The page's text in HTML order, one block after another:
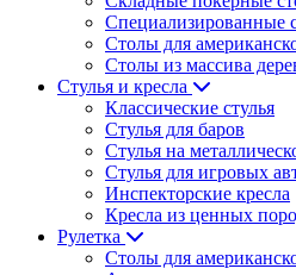
Специализированные
Столы для
Столы из массива
Стулья и кресла
Классические стулья
Стулья для баров
Стулья на
Стулья для игровых
Инспекторские кресла
Кресла из ценных
Рулетка
Столы для